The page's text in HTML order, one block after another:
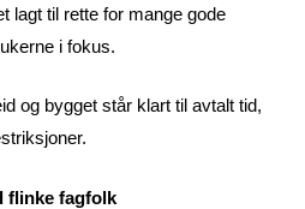
lagt til rette for mange gode
i fokus.
og bygget står klart til avtalt tid,
flinke fagfolk